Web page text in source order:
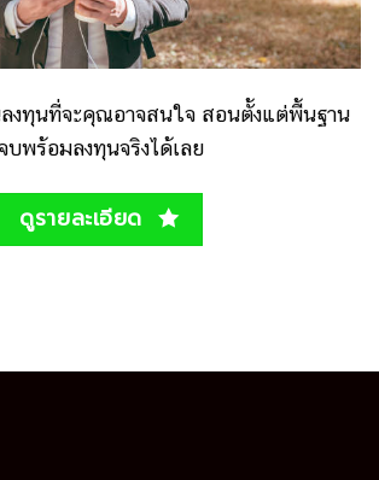
งทุนที่จะคุณอาจสนใจ สอนตั้งแต่พื้นฐาน
บพร้อมลงทุนจริงได้เลย
ดูรายละเอียด